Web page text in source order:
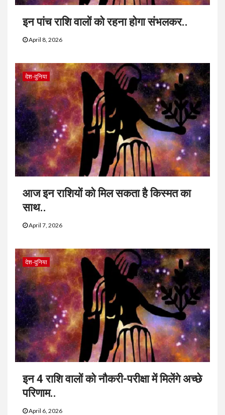
इन पांच राशि वालों को रहना होगा संभलकर..
April 8, 2026
देश-दुनिया
आज इन राशियों को मिल सकता है किस्मत का
साथ..
April 7, 2026
देश-दुनिया
इन 4 राशि वालों को नौकरी-परीक्षा में मिलेंगे अच्छे
परिणाम..
April 6, 2026